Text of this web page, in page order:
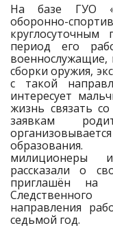
На базе ГУО
оборонно-
период его
сборки оружия,
с такой
интересует
жизнь связать
заявкам
милиционеры
рассказали о
приглашён на
направления
седьмой год.